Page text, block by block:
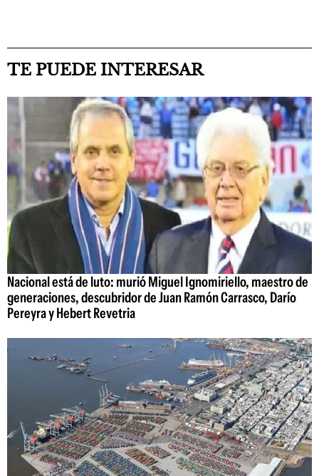
TE PUEDE INTERESAR
Nacional está de luto: murió Miguel Ignomiriello, maestro de
generaciones, descubridor de Juan Ramón Carrasco, Darío
Pereyra y Hebert Revetria